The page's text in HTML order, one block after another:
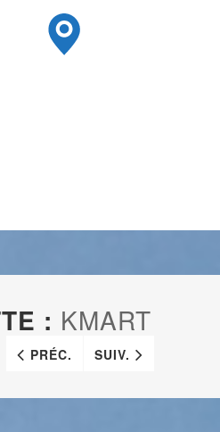
: KMART
PRÉC. SUIV.